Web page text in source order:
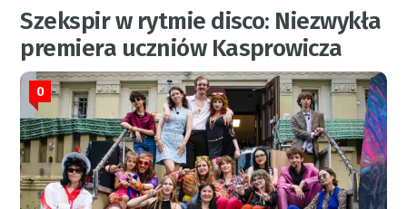
Szekspir w rytmie disco: Niezwykła
premiera uczniów Kasprowicza
0